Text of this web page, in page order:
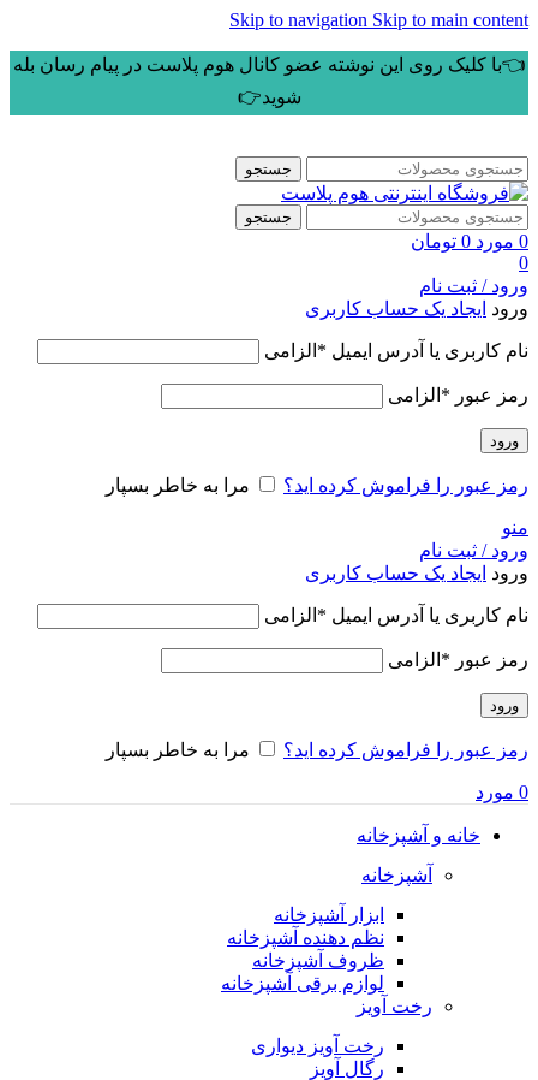
Skip to navigation Skip to main content
👈با کلیک روی این نوشته عضو کانال هوم پلاست در پیام رسان بله
شوید👉
جستجو
جستجو
0 مورد 0 تومان
0
ورود / ثبت نام
ورود ایجاد یک حساب کاربری
نام کاربری یا آدرس ایمیل * الزامی
رمز عبور * الزامی
ورود
رمز عبور را فراموش کرده اید؟ مرا به خاطر بسپار
منو
ورود / ثبت نام
ورود ایجاد یک حساب کاربری
نام کاربری یا آدرس ایمیل * الزامی
رمز عبور * الزامی
ورود
رمز عبور را فراموش کرده اید؟ مرا به خاطر بسپار
0 مورد
خانه و آشپزخانه
آشپزخانه
ابزار آشپزخانه
نظم دهنده آشپزخانه
ظروف آشپزخانه
لوازم برقی آشپزخانه
رخت آویز
رخت آویز دیواری
رگال آویز